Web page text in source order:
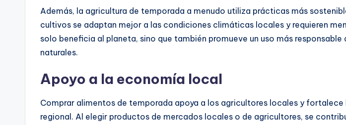
Además, la agricultura de temporada a menudo utiliza prácticas más
cultivos se adaptan mejor a las condiciones climáticas locales y requieren
solo beneficia al planeta, sino que también promueve un uso más responsable
naturales.
Apoyo a la economía local
Comprar alimentos de temporada apoya a los agricultores locales y fortalece
regional. Al elegir productos de mercados locales o de agricultores, se